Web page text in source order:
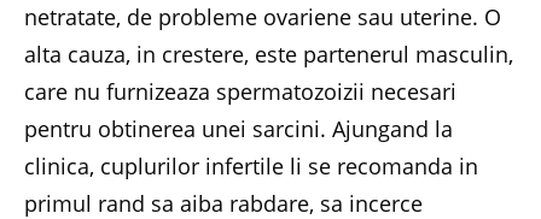
netratate, de probleme ovariene sau uterine. O
alta cauza, in crestere, este partenerul masculin,
care nu furnizeaza spermatozoizii necesari
pentru obtinerea unei sarcini. Ajungand la
clinica, cuplurilor infertile li se recomanda in
primul rand sa aiba rabdare, sa incerce